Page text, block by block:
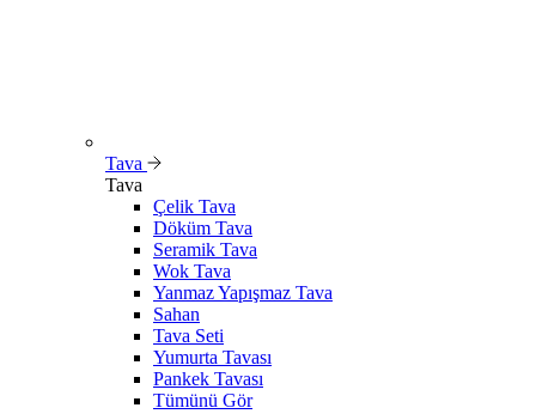
Tava
Tava
Çelik Tava
Döküm Tava
Seramik Tava
Wok Tava
Yanmaz Yapışmaz Tava
Sahan
Tava Seti
Yumurta Tavası
Pankek Tavası
Tümünü Gör